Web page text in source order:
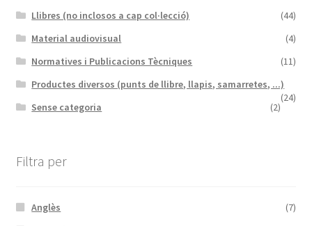
Llibres (no inclosos a cap col·lecció)
(44)
Material audiovisual
(4)
Normatives i Publicacions Tècniques
(11)
Productes diversos (punts de llibre, llapis, samarretes, ...)
(24)
Sense categoria (2)
Filtra per
Anglès
(7)